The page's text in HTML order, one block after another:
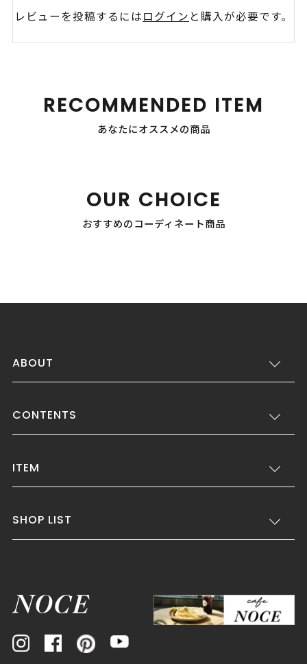
レビューを投稿するにはログイン と購入が必要です。
RECOMMENDED ITEM
あなたにオススメの商品
OUR CHOICE
おすすめのコーディネート商品
ABOUT
CONTENTS
ITEM
SHOP LIST